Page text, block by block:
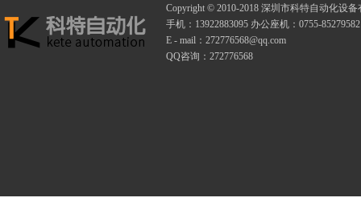
Copyright © 2010-2018 深圳市科特自动化设
手机：13922883095 办公座机：0755-85279582
E - mail：272776568@qq.com
QQ咨询：272776568